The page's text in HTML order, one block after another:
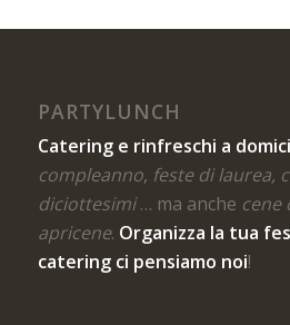
PARTYLUNCH
Catering e rinfreschi a
compleanno, feste di laurea,
diciottesimi… ma anche cene
apricene. Organizza la tua
catering ci pensiamo noi!